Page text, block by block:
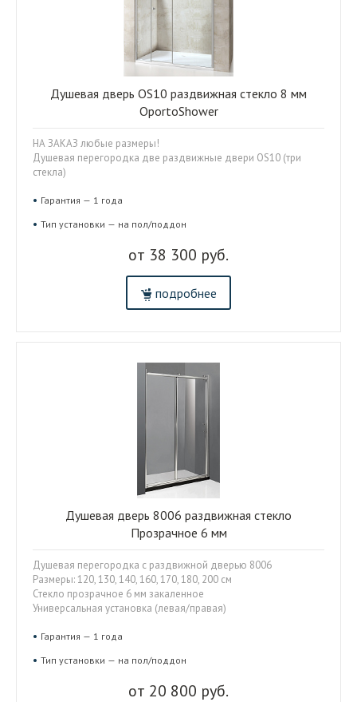
от 38 300 руб.
подробнее
Душевая дверь OS10 раздвижная стекло 8 мм
OportoShower
НА ЗАКАЗ любые размеры!
Душевая перегородка две раздвижные двери OS10 (три
стекла)
Гарантия — 1 года
Тип установки — на пол/поддон
от 20 800 руб.
Душевая дверь 8006 раздвижная стекло
Прозрачное 6 мм
Душевая перегородка с раздвижной дверью 8006
Размеры: 120, 130, 140, 160, 170, 180, 200 см
Стекло прозрачное 6 мм закаленное
Универсальная установка (левая/правая)
Гарантия — 1 года
Тип установки — на пол/поддон